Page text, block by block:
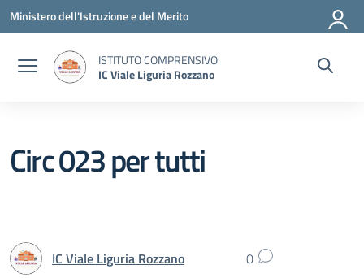
Vai ai contenuti
Vai al menu di navigazione
Vai al footer
Ministero dell'Istruzione e del Merito
ISTITUTO COMPRENSIVO
IC Viale Liguria Rozzano
Circ 023 per tutti
IC Viale Liguria Rozzano 0